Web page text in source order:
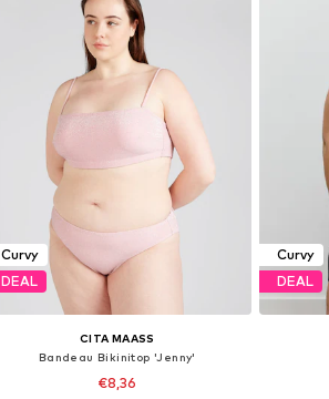
Curvy
DEAL
CITA MAASS
Bandeau Bikinitop 'Jenny'
€8,36
Curvy
DEAL